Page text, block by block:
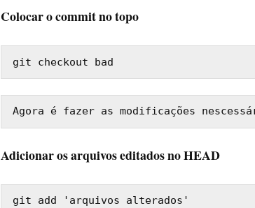
Colocar o commit no topo
git checkout bad
Agora é fazer as modificações
Adicionar os arquivos editados no HEAD
git add 'arquivos alterados'